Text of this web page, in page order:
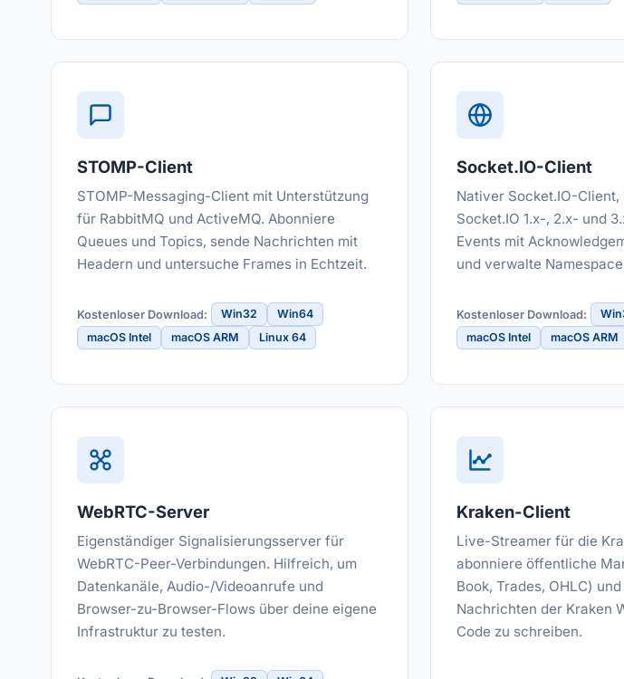
STOMP-Client
STOMP-Messaging-Client mit Unterstützung
für RabbitMQ und ActiveMQ. Abonniere
Queues und Topics, sende Nachrichten mit
Headern und untersuche Frames in Echtzeit.
Kostenloser Download: Win32
Win64
macOS Intel
macOS ARM Linux 64
Socket.IO-Client
Nativer Socket.IO-
Socket.IO 1.x-, 2.x- und
Events mit
und verwalte
Kostenloser Download:
macOS Intel
macOS ARM
WebRTC-Server
Eigenständiger Signalisierungsserver für
WebRTC-Peer-Verbindungen. Hilfreich, um
Datenkanäle, Audio-/Videoanrufe und
Browser-zu-Browser-Flows über deine eigene
Infrastruktur zu testen.
Kraken-Client
Live-Streamer für die
abonniere öffentliche
Book, Trades, OHLC)
Nachrichten der Kraken
Code zu schreiben.